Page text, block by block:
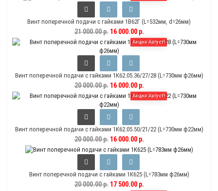
Винт поперечной подачи с гайками 1В62Г (L=532мм, d=26мм)
21 000.00 р.16 000.00 р.
Акция Август!
Винт поперечной подачи с гайками 1К62.05.36/27/28 (L=730мм ф26мм)
20 000.00 р.16 000.00 р.
Акция Август!
Винт поперечной подачи с гайками 1К62.05.50/21/22 (L=730мм ф22мм)
20 000.00 р.16 000.00 р.
Винт поперечной подачи с гайками 1К625 (L=783мм ф26мм)
20 000.00 р.17 500.00 р.